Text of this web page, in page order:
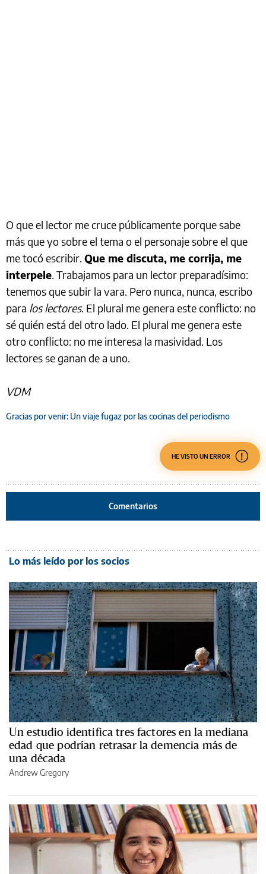
O que el lector me cruce públicamente porque sabe
más que yo sobre el tema o el personaje sobre el que
me tocó escribir. Que me discuta, me corrija, me
interpele. Trabajamos para un lector preparadísimo:
tenemos que subir la vara. Pero nunca, nunca, escribo
para los lectores. El plural me genera este conflicto: no
sé quién está del otro lado. El plural me genera este
otro conflicto: no me interesa la masividad. Los
lectores se ganan de a uno.
VDM
Gracias por venir: Un viaje fugaz por las cocinas del periodismo
HE VISTO UN ERROR
Comentarios
Lo más leído por los socios
Un estudio identifica tres factores en la mediana
edad que podrían retrasar la demencia más de
una década
Andrew Gregory